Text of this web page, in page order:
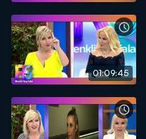
01:09:45